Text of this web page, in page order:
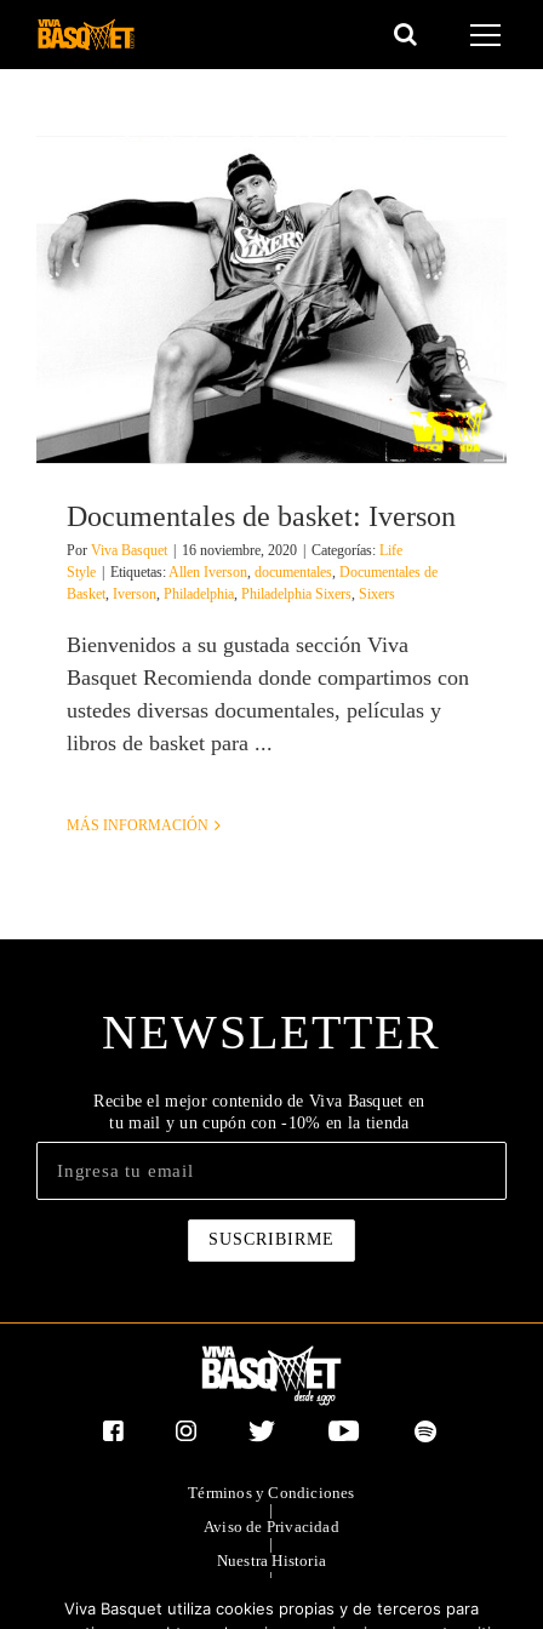
Saltar
Documentales de basket: Iverson
Por Viva Basquet | 16 noviembre, 2020 | Categorías: Life
Style | Etiquetas: Allen Iverson documentales Documentales de
Basket Iverson Philadelphia Philadelphia Sixers Sixers
Bienvenidos a su gustada sección Viva
Basquet Recomienda donde compartimos con
ustedes diversas documentales, películas y
libros de basket para ...
MÁS INFORMACIÓN
NEWSLETTER
Recibe el mejor contenido de Viva Basquet en
tu mail y un cupón con -10% en la tienda
Términos y Condiciones
|
Aviso de Privacidad
|
Nuestra Historia
|
|
Viva Basquet utiliza cookies propias y de terceros para